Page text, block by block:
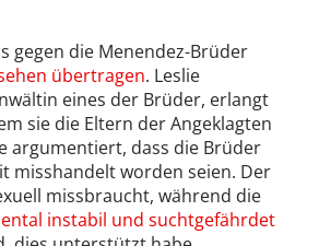
gegen die Menendez-Brüder
übertragen. Leslie
eines der Brüder, erlangt
sie die Eltern der Angeklagten
argumentiert, dass die Brüder
misshandelt worden seien. Der
missbraucht, während die
instabil und suchtgefährdet